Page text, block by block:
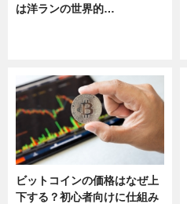
は洋ランの世界的…
ビットコインの価格はなぜ上
下する？初心者向けに仕組み